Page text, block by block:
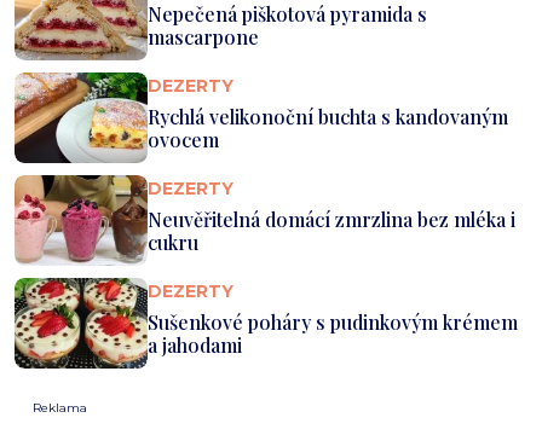
Nepečená piškotová pyramida s
mascarpone
DEZERTY
Rychlá velikonoční buchta s kandovaným
ovocem
DEZERTY
Neuvěřitelná domácí zmrzlina bez mléka i
cukru
DEZERTY
Sušenkové poháry s pudinkovým krémem
a jahodami
Reklama